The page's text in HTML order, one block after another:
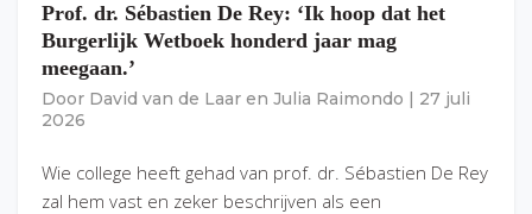
Prof. dr. Sébastien De Rey: ‘Ik hoop dat het
Burgerlijk Wetboek honderd jaar mag
meegaan.’
Door David van de Laar en Julia Raimondo
27 juli
2026
Wie college heeft gehad van prof. dr. Sébastien De Rey
zal hem vast en zeker beschrijven als een